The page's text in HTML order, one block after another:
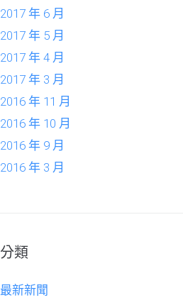
2017 年 6 月
2017 年 5 月
2017 年 4 月
2017 年 3 月
2016 年 11 月
2016 年 10 月
2016 年 9 月
2016 年 3 月
分類
最新新聞